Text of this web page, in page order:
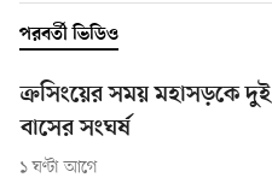
পরবর্তী ভিডিও
ক্রসিংয়ের সময় মহাসড়কে দুই
বাসের সংঘর্ষ
১ ঘণ্টা আগে